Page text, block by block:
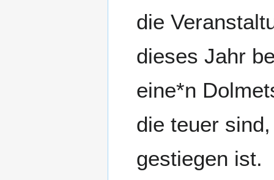
die
dieses Jahr
eine*n
die teuer
gestiegen ist.